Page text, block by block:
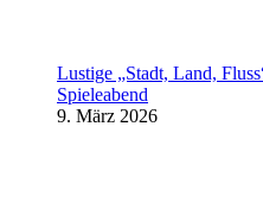
Lustige „Stadt, Land,
Spieleabend
9. März 2026